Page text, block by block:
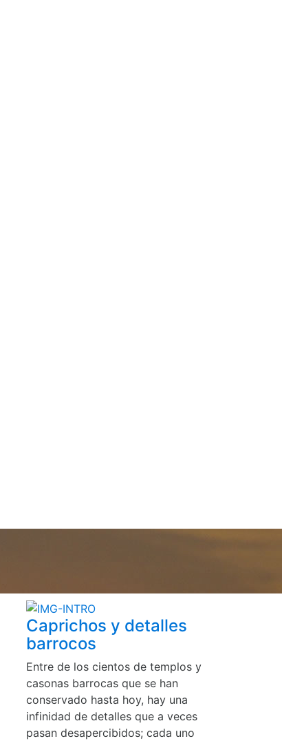
Caprichos y detalles
barrocos
Entre de los cientos de templos y
casonas barrocas que se han
conservado hasta hoy, hay una
infinidad de detalles que a veces
pasan desapercibidos; cada uno